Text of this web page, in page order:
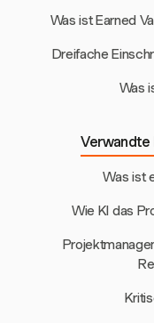
Was ist Earned
Dreifache
Was
Verwandte
Was ist
Wie KI das